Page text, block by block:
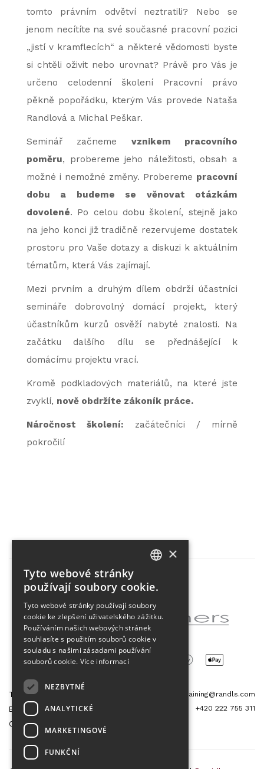
tomto právním odvětví neztratili? Nebo se
jenom necítíte na své současné pracovní pozici
„jistí v kramflecích“ a některé vědomosti byste
si chtěli oživit nebo urovnat? Právě pro Vás je
určeno celodenní školení Pracovní právo
pěkně popořádku, kterým Vás provede Nataša
Randlová a Michal Peškar.
Seminář začneme vznikem pracovního
poměru, probereme jeho náležitosti, obsah a
možné i nemožné změny. Probereme pracovní
dobu a budeme se věnovat otázkám
dovolené. Po celou dobu školení, stejně jako
na jeho konci již tradičně rezervujeme dostatek
prostoru pro Vaše dotazy a diskuzi k aktuálním
tématům, která Vás zajímají.
Mezi prvním a druhým dílem obdrží účastníci
semináře dobrovolný domácí projekt, který
účastníkům kurzů osvěží nabyté znalosti. Na
začátku dalšího dílu se přednášející k
domácímu projektu vrací.
Kromě podkladových materiálů, na které jste
zvyklí, nově obdržíte zákoník práce.
Náročnost školení: začátečníci / mírně
pokročilí
Partner projektu
Tetris Office Building
Budějovická 1550/15a
CZ 140 00, Praha 4
training@randls.com
+420 222 755 311
×
Tyto webové stránky
používají soubory cookie.
Tyto webové stránky používají soubory
cookie ke zlepšení uživatelského zážitku.
Používáním našich webových stránek
souhlasíte s použitím souborů cookie v
souladu s našimi zásadami používání
souborů cookie. Více informací
NEZBYTNÉ
ANALYTICKÉ
MARKETINGOVÉ
FUNKČNÍ